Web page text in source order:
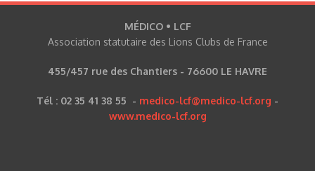
MÉDICO • LCF
Association statutaire des Lions Clubs de France
455/457 rue des Chantiers - 76600 LE HAVRE
Tél : 02 35 41 38 55 - medico-lcf@medico-lcf.org -
www.medico-lcf.org